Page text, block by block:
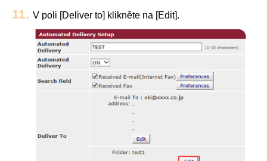
V poli [Deliver to] klikněte na [Edit].